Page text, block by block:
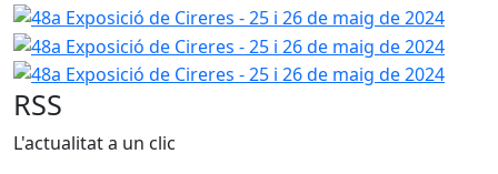
48a
48a
RSS
L'actualitat a un clic